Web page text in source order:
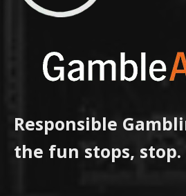
Responsible
the fun stops, stop.